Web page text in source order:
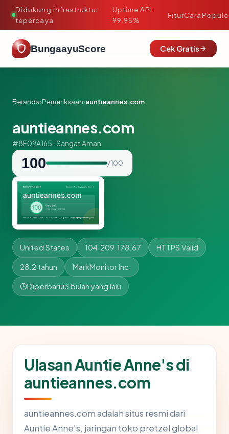
Didukung infrastruktur
tepercaya
·
Uptime API:
99.95%
FiturCara
BungaayuScore Cek Gratis
Beranda›Pemeriksaan›auntieannes.com
auntieannes.com
#8F09A165 · Sangat Aman
100 / 100
United States 104.209.178.67 HTTPS Valid
28.2 tahun MarkMonitor Inc.
Diperbarui3 bulan yang lalu
Ulasan Auntie Anne's di
auntieannes.com
auntieannes.com adalah situs resmi dari
Auntie Anne's, jaringan toko pretzel global